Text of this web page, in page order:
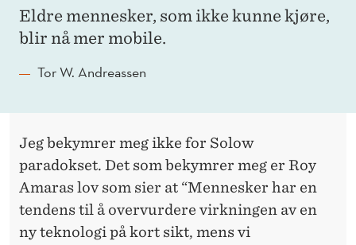
Eldre mennesker, som ikke kunne kjøre,
blir nå mer mobile.
Tor W. Andreassen
Jeg bekymrer meg ikke for Solow
paradokset. Det som bekymrer meg er Roy
Amaras lov som sier at “Mennesker har en
tendens til å overvurdere virkningen av en
ny teknologi på kort sikt, mens vi